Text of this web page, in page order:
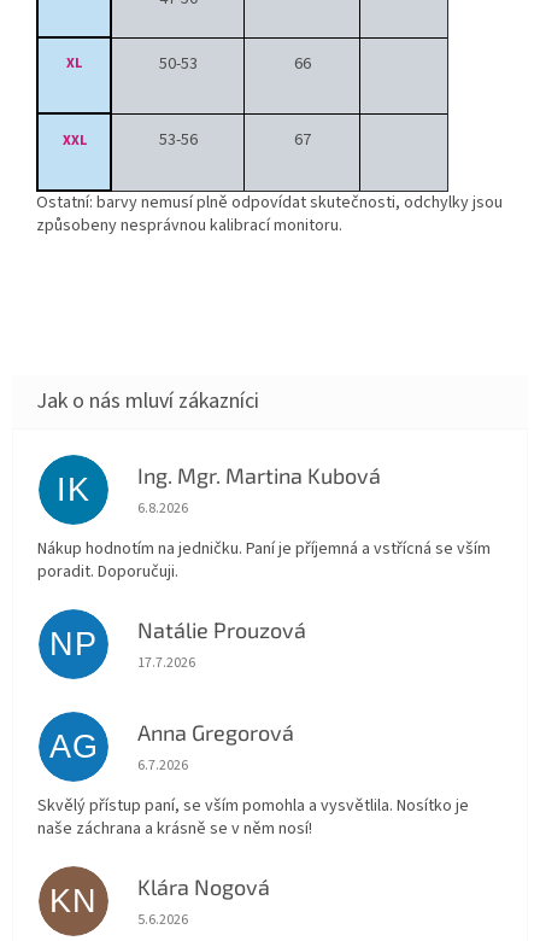
XL 50-53 66
XXL 53-56 67
Ostatní: barvy nemusí plně odpovídat skutečnosti, odchylky jsou
způsobeny nesprávnou kalibrací monitoru.
IK Ing. Mgr. Martina Kubová
Hodnocení obchodu je 5 z 5 hvězdiček.
6.8.2026
Nákup hodnotím na jedničku. Paní je příjemná a vstřícná se vším
poradit. Doporučuji.
NP Natálie Prouzová
Hodnocení obchodu je 5 z 5 hvězdiček.
17.7.2026
AG Anna Gregorová
Hodnocení obchodu je 5 z 5 hvězdiček.
6.7.2026
Skvělý přístup paní, se vším pomohla a vysvětlila. Nosítko je
naše záchrana a krásně se v něm nosí!
KN Klára Nogová
Hodnocení obchodu je 5 z 5 hvězdiček.
5.6.2026